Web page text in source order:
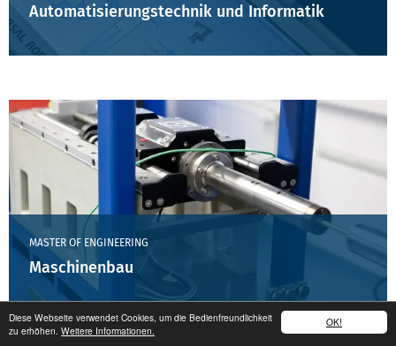
OK!
Diese Webseite verwendet Cookies, um die Bedienfreundlichkeit
zu erhöhen. Weitere Informationen.
Automatisierungstechnik und Informatik
MASTER OF ENGINEERING
Maschinenbau